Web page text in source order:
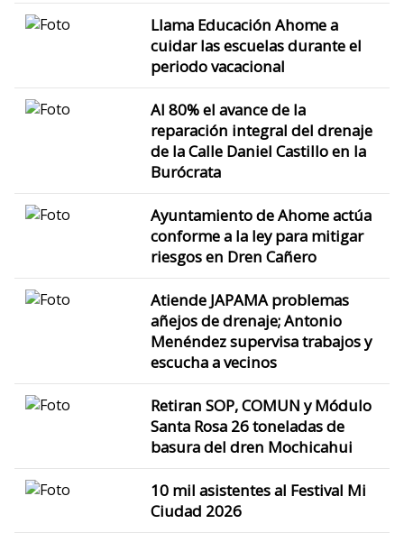
Llama Educación Ahome a
cuidar las escuelas durante el
periodo vacacional
Al 80% el avance de la
reparación integral del drenaje
de la Calle Daniel Castillo en la
Burócrata
Ayuntamiento de Ahome actúa
conforme a la ley para mitigar
riesgos en Dren Cañero
Atiende JAPAMA problemas
añejos de drenaje; Antonio
Menéndez supervisa trabajos y
escucha a vecinos
Retiran SOP, COMUN y Módulo
Santa Rosa 26 toneladas de
basura del dren Mochicahui
10 mil asistentes al Festival Mi
Ciudad 2026